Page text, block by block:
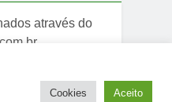
através do
Cookies Aceito